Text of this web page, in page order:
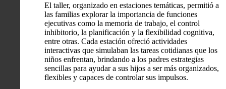
El taller, organizado en estaciones temáticas, permitió a
las familias explorar la importancia de funciones
ejecutivas como la memoria de trabajo, el control
inhibitorio, la planificación y la flexibilidad cognitiva,
entre otras. Cada estación ofreció actividades
interactivas que simulaban las tareas cotidianas que los
niños enfrentan, brindando a los padres estrategias
sencillas para ayudar a sus hijos a ser más organizados,
flexibles y capaces de controlar sus impulsos.